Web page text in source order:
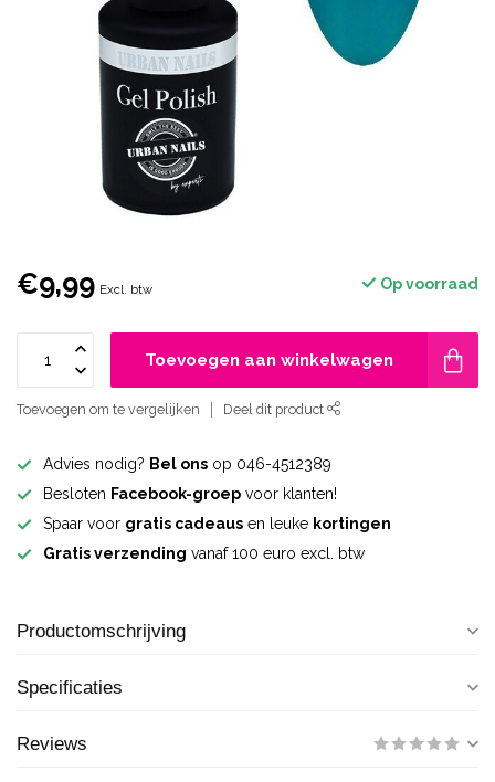
€9,99 Excl. btw Op voorraad
Toevoegen aan winkelwagen
Toevoegen om te vergelijken Deel dit product
Advies nodig? Bel ons op 046-4512389
Besloten Facebook-groep voor klanten!
Spaar voor gratis cadeaus en leuke kortingen
Gratis verzending vanaf 100 euro excl. btw
Productomschrijving
Specificaties
Reviews